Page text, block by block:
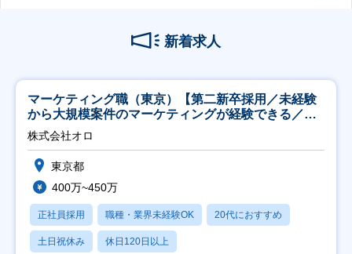
新着求人
マーケティング職（東京）【第二新卒採用／未経験
から大規模案件のマーケティングが経験できる／研
修充実】
株式会社オロ
東京都
400万~450万
正社員採用 職種・業界未経験OK 20代におすすめ
土日祝休み 休日120日以上